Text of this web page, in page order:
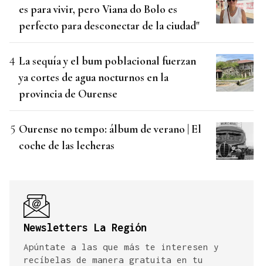
es para vivir, pero Viana do Bolo es
perfecto para desconectar de la ciudad"
La sequía y el bum poblacional fuerzan
ya cortes de agua nocturnos en la
provincia de Ourense
Ourense no tempo: álbum de verano | El
coche de las lecheras
Newsletters La Región
Apúntate a las que más te interesen y
recíbelas de manera gratuita en tu